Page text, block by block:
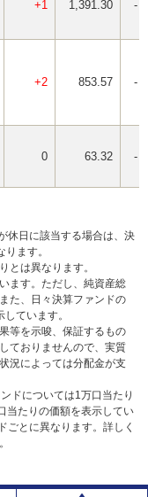
+1 1,391.30 -
+2 853.57 -
0 63.32 -
休日に該当する場合は、決
ます。
とは異なります。
ます。ただし、純資産総
た、日々決算ファンドの
ています。
等を示唆、保証するもの
ておりませんので、実質
況によっては分配金が支
ドについては1万口当たり
当たりの価額を表示してい
ごとに異なります。詳しく